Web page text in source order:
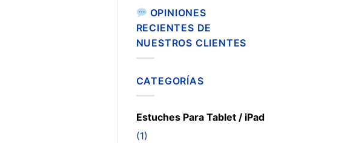
OPINIONES
RECIENTES DE
NUESTROS CLIENTES
CATEGORÍAS
Estuches Para Tablet / iPad
(1)